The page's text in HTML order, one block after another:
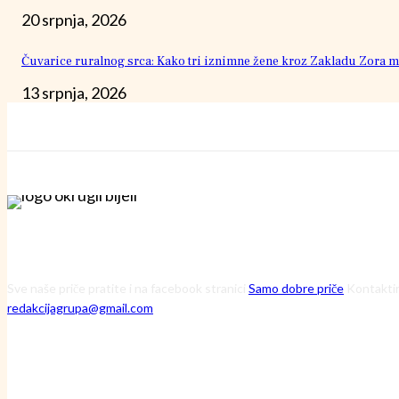
20 srpnja, 2026
Čuvarice ruralnog srca: Kako tri iznimne žene kroz Zakladu Zora
13 srpnja, 2026
Samo dobre priče
redakcijagrupa@gmail.com